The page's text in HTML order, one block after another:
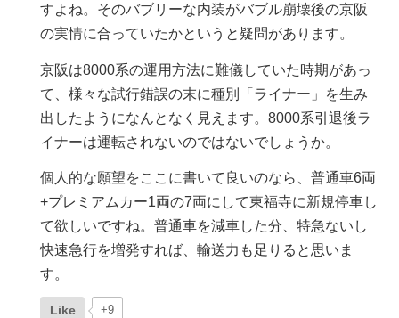
すよね。そのバブリーな内装がバブル崩壊後の京阪
の実情に合っていたかというと疑問があります。
京阪は8000系の運用方法に難儀していた時期があっ
て、様々な試行錯誤の末に種別「ライナー」を生み
出したようになんとなく見えます。8000系引退後ラ
イナーは運転されないのではないでしょうか。
個人的な願望をここに書いて良いのなら、普通車6両
+プレミアムカー1両の7両にして東福寺に新規停車し
て欲しいですね。普通車を減車した分、特急ないし
快速急行を増発すれば、輸送力も足りると思いま
す。
Like +9